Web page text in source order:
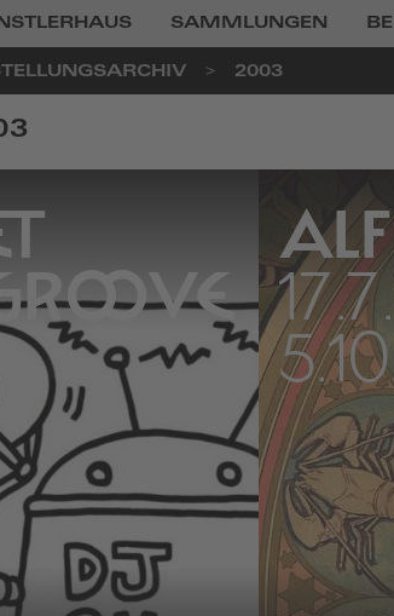
SAMMLUNGEN
2003